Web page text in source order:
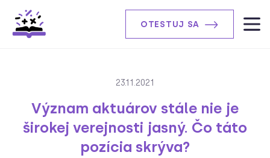
OTESTUJ SA
23.11.2021
Význam aktuárov stále nie je
širokej verejnosti jasný. Čo táto
pozícia skrýva?